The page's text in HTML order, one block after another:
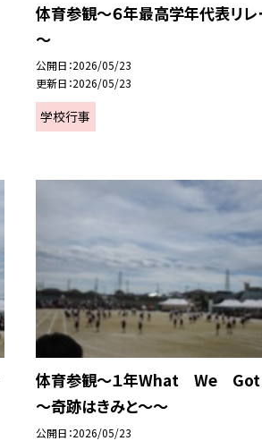
体育参観～６年最高学年代表リレ
～
公開日 2026/05/23
更新日 2026/05/23
学校行事
体育参観～１年What We Got
～奇跡はきみと～～
公開日 2026/05/23